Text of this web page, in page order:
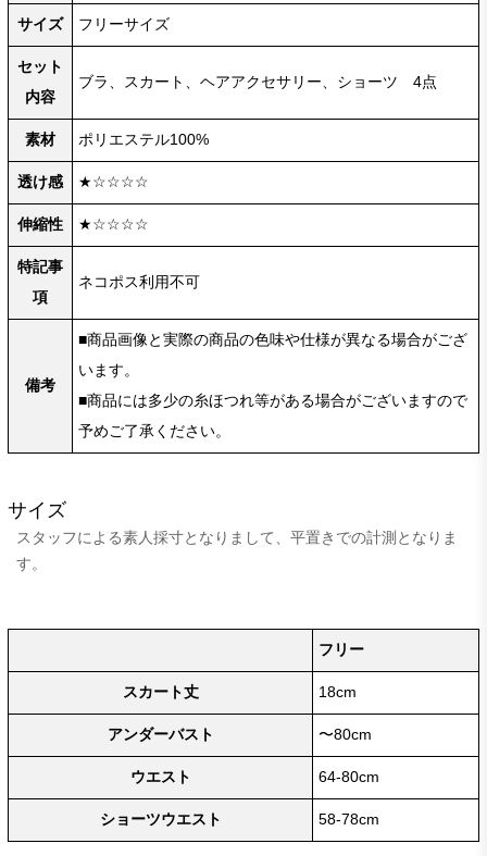
サイズ フリーサイズ
セット
内容
ブラ、スカート、ヘアアクセサリー、ショーツ 4点
素材 ポリエステル100%
透け感 ★☆☆☆☆
伸縮性 ★☆☆☆☆
特記事
項
ネコポス利用不可
備考
■商品画像と実際の商品の色味や仕様が異なる場合がござ
います。
■商品には多少の糸ほつれ等がある場合がございますので
予めご了承ください。
サイズ
スタッフによる素人採寸となりまして、平置きでの計測となりま
す。
フリー
スカート丈 18cm
アンダーバスト 〜80cm
ウエスト 64-80cm
ショーツウエスト 58-78cm